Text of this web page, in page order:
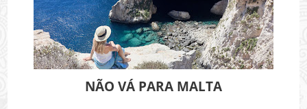
NÃO VÁ PARA MALTA